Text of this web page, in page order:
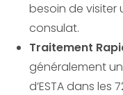
besoin de visiter
consulat.
Traitement
généralement
d’ESTA dans les